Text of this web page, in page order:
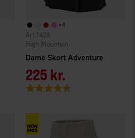
+4
Dame Skort Adventure
High Mountain
1426
225 kr.
Vurdering: